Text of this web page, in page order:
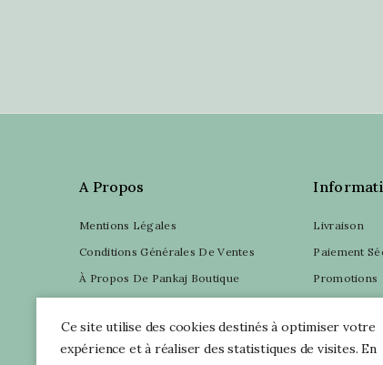
A Propos
Mentions Légales
Conditions Générales De Ventes
À Propos De Pankaj Boutique
Plan du site
Livraison
Paiement
Promotions
Nouveaux
Mon compte
Ce site utilise des cookies destinés à optimiser votre
expérience et à réaliser des statistiques de visites. En